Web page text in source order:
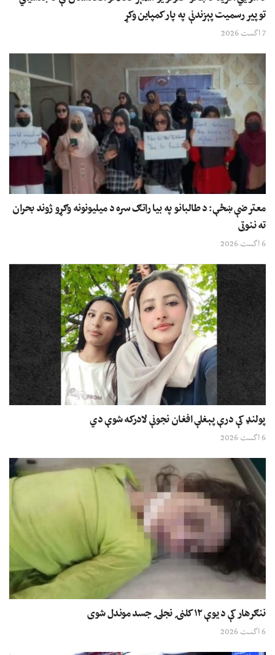
توپیر رسمیت پېزندنې په پار کمپاین وکړ
7 اگست 2026
معترضې ښځې: د طالبانو په بیا راتګ سره د میلیونونه وګړو ژوند بحران
ته ننوتی
6 اگست 2026
پولنډ کې درې پېغلې افغان نجونې لادرکه شوې دي
6 اگست 2026
ننګرهار کې د یوې ۱۲ کلنۍ نجلۍ جسد موندل شوی
6 اگست 2026